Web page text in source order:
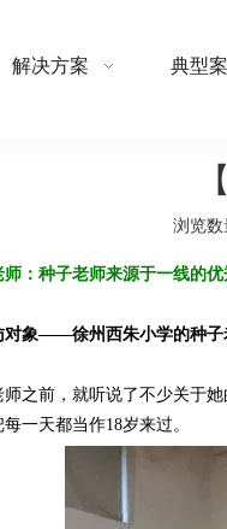
解决方案 典型
浏览数
： 种子老师来源于一线的
对象——徐州西朱小学的种子
师之前，就听说了不少关于
一天都当作18岁来过。